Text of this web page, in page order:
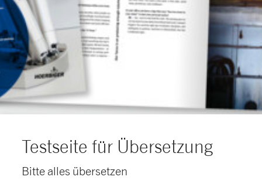
Testseite für Übersetzung
Bitte alles übersetzen